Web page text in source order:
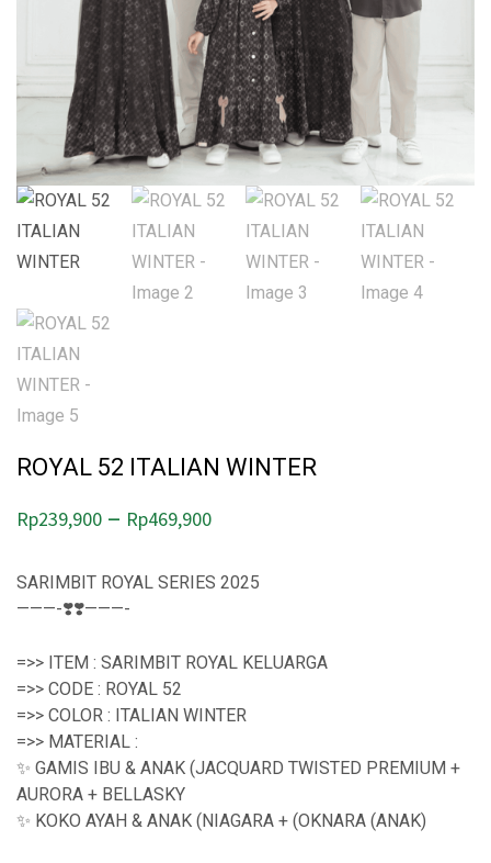
ROYAL 52 ITALIAN WINTER
Rp239,900 – Rp469,900P
i
e
a
n
e
SARIMBIT ROYAL SERIES 2025
———-❣️❣️———-
=>> ITEM : SARIMBIT ROYAL KELUARGA
=>> CODE : ROYAL 52
=>> COLOR : ITALIAN WINTER
=>> MATERIAL :
✨ GAMIS IBU & ANAK (JACQUARD TWISTED PREMIUM +
AURORA + BELLASKY
✨ KOKO AYAH & ANAK (NIAGARA + (OKNARA (ANAK)